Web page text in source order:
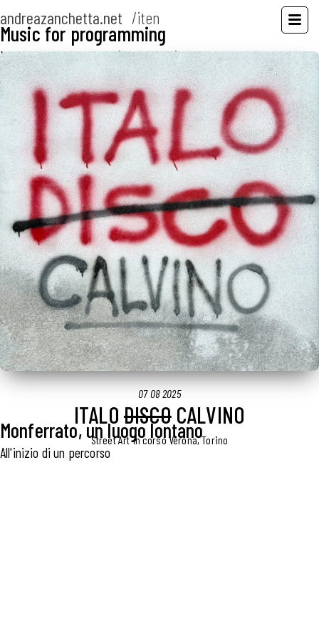
andreazanchetta.net /iten
Music for programming
Mixes to focus the brain (and restart)
07 08 2025
ITALO DISCOCALVINO
Street Art in corso Verona, Torino
Monferrato, un luogo lontano
All'inizio di un percorso